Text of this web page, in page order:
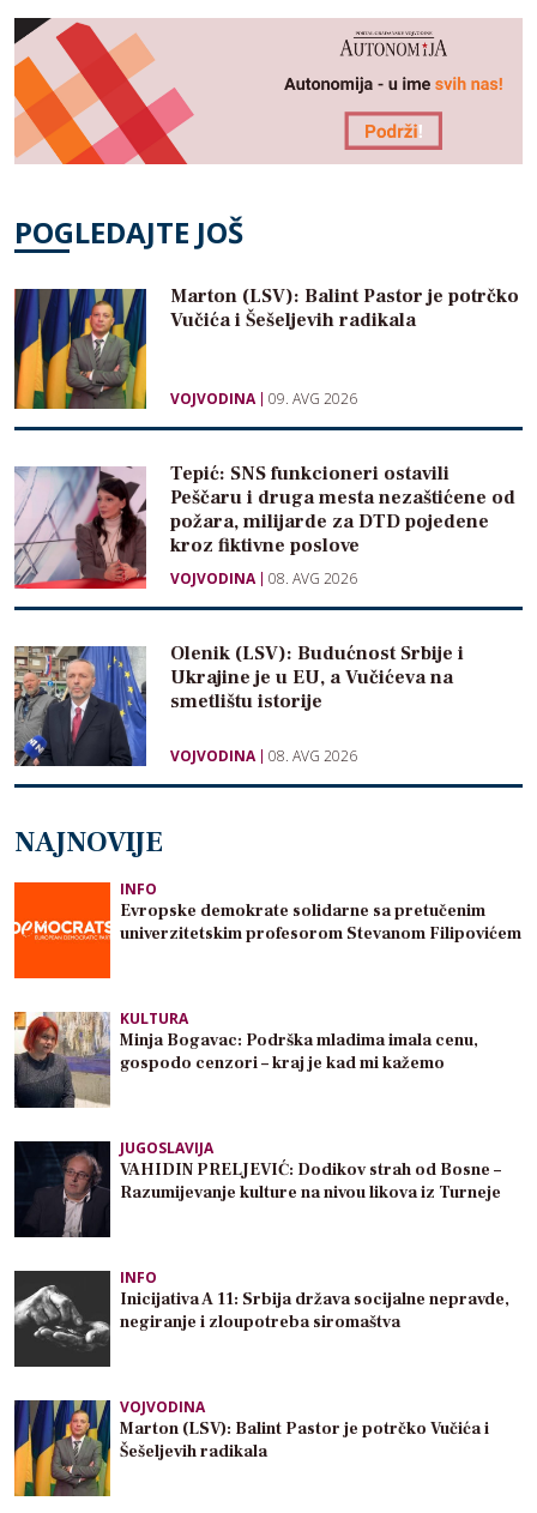
POGLEDAJTE JOŠ
Marton (LSV): Balint Pastor je potrčko
Vučića i Šešeljevih radikala
VOJVODINA 09. AVG 2026
Tepić: SNS funkcioneri ostavili
Peščaru i druga mesta nezaštićene od
požara, milijarde za DTD pojedene
kroz fiktivne poslove
VOJVODINA 08. AVG 2026
Olenik (LSV): Budućnost Srbije i
Ukrajine je u EU, a Vučićeva na
smetlištu istorije
VOJVODINA 08. AVG 2026
NAJNOVIJE
INFO
Evropske demokrate solidarne sa pretučenim
univerzitetskim profesorom Stevanom Filipovićem
KULTURA
Minja Bogavac: Podrška mladima imala cenu,
gospodo cenzori – kraj je kad mi kažemo
JUGOSLAVIJA
VAHIDIN PRELJEVIĆ: Dodikov strah od Bosne –
Razumijevanje kulture na nivou likova iz Turneje
INFO
Inicijativa A 11: Srbija država socijalne nepravde,
negiranje i zloupotreba siromaštva
VOJVODINA
Marton (LSV): Balint Pastor je potrčko Vučića i
Šešeljevih radikala